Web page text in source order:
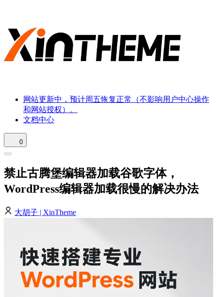
网站更新中，预计周五恢复正常（不影响用户中心操作
和网站授权）。
文档中心
0
禁止古腾堡编辑器加载谷歌字体，
WordPress编辑器加载很慢的解决办法
大胡子 | XinTheme